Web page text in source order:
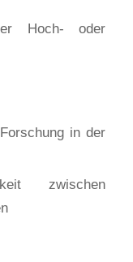
Hoch- oder
in der
zwischen